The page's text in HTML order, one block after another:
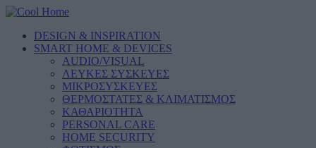
DESIGN & INSPIRATION
SMART HOME & DEVICES
AUDIO/VISUAL
ΛΕΥΚΕΣ ΣΥΣΚΕΥΕΣ
ΜΙΚΡΟΣΥΣΚΕΥΕΣ
ΘΕΡΜΟΣΤΑΤΕΣ & ΚΛΙΜΑΤΙΣΜΟΣ
ΚΑΘΑΡΙΟΤΗΤΑ
PERSONAL CARE
HOME SECURITY